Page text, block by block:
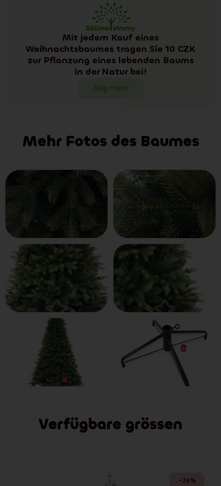
Mit jedem Kauf eines
Weihnachtsbaumes tragen Sie 10 CZK
zur Pflanzung eines lebenden Baums
in der Natur bei!
Zeig mehr
Mehr Fotos des Baumes
Verfügbare grössen
-26%